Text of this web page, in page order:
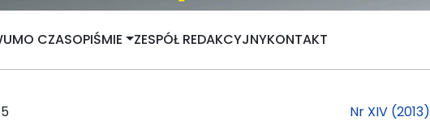
O CZASOPIŚMIE ZESPÓŁ REDAKCYJNYKONTAKT
Nr XIV (2013)